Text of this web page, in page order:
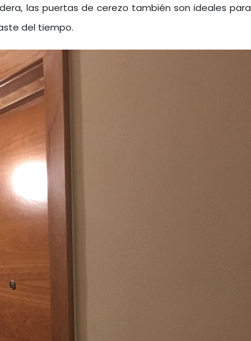
las puertas de cerezo también son ideales para
del tiempo.